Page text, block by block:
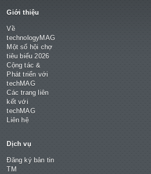
Giới thiệu
Về
technologyMAG
Một số hội chợ
tiêu biểu 2026
Cộng tác &
Phát triển với
techMAG
Các trang liên
kết với
techMAG
Liên hệ
Dịch vụ
Đăng ký bản tin
TM